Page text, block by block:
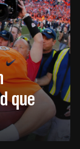
que